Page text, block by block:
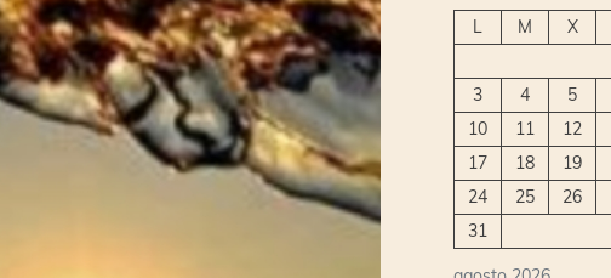
L M X
3
4 5
10
11 12
17
18 19
24
25 26
31